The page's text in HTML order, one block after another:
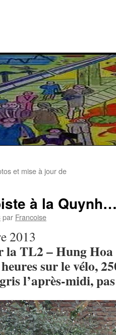
et mise à jour de
à la
par Francoise
2013
la TL2 – Hung Hoa
sur le vélo,
l’après-midi,